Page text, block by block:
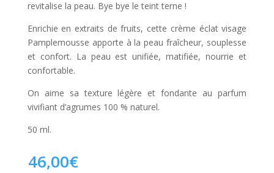
revitalise la peau. Bye bye le teint terne !
Enrichie en extraits de fruits, cette crème éclat visage
Pamplemousse apporte à la peau fraîcheur, souplesse
et confort. La peau est unifiée, matifiée, nourrie et
confortable.
On aime sa texture légère et fondante au parfum
vivifiant d’agrumes 100 % naturel.
50 ml.
46,00€